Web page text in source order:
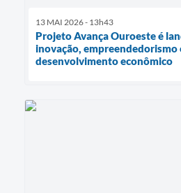
13 MAI 2026 - 13h43
Projeto Avança Ouroeste é
inovação, empreendedorismo
desenvolvimento econômico